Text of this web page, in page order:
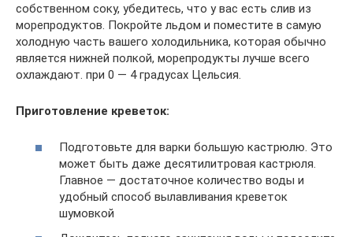
собственном соку, убедитесь, что у вас есть слив из
морепродуктов. Покройте льдом и поместите в самую
холодную часть вашего холодильника, которая обычно
является нижней полкой, морепродукты лучше всего
охлаждают. при 0 — 4 градусах Цельсия.
Приготовление креветок:
Подготовьте для варки большую кастрюлю. Это
может быть даже десятилитровая кастрюля.
Главное — достаточное количество воды и
удобный способ вылавливания креветок
шумовкой